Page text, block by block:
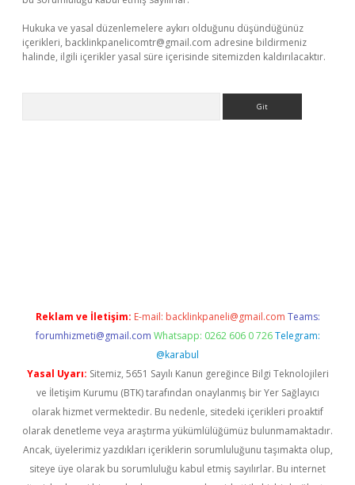
Hukuka ve yasal düzenlemelere aykırı olduğunu düşündüğünüz
içerikleri, backlinkpanelicomtr@gmail.com adresine bildirmeniz
halinde, ilgili içerikler yasal süre içerisinde sitemizden kaldırılacaktır.
Reklam ve İletişim: E-mail: backlinkpaneli@gmail.com Teams:
forumhizmeti@gmail.com Whatsapp: 0262 606 0 726 Telegram:
@karabul
Yasal Uyarı: Sitemiz, 5651 Sayılı Kanun gereğince Bilgi Teknolojileri
ve İletişim Kurumu (BTK) tarafından onaylanmış bir Yer Sağlayıcı
olarak hizmet vermektedir. Bu nedenle, sitedeki içerikleri proaktif
olarak denetleme veya araştırma yükümlülüğümüz bulunmamaktadır.
Ancak, üyelerimiz yazdıkları içeriklerin sorumluluğunu taşımakta olup,
siteye üye olarak bu sorumluluğu kabul etmiş sayılırlar. Bu internet